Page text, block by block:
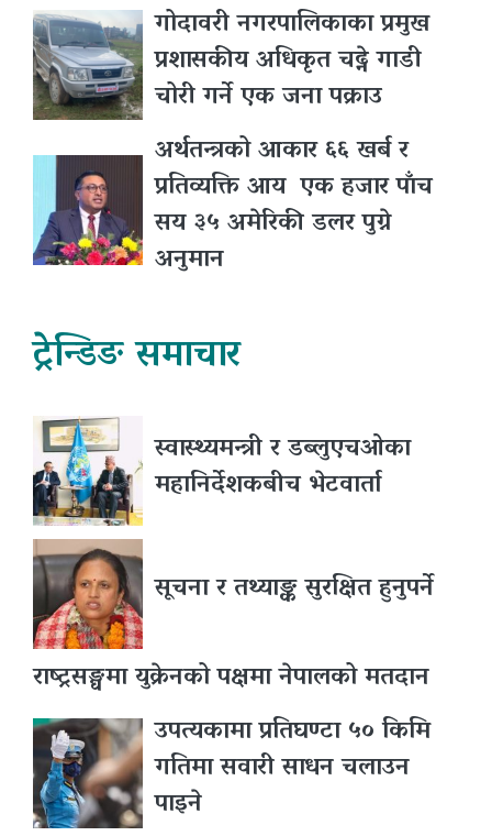
गोदावरी नगरपालिकाका प्रमुख
प्रशासकीय अधिकृत चढ्ने गाडी
चोरी गर्ने एक जना पक्राउ
अर्थतन्त्रको आकार ६६ खर्ब र
प्रतिव्यक्ति आय एक हजार पाँच
सय ३५ अमेरिकी डलर पुग्ने
अनुमान
ट्रेन्डिङ समाचार
स्वास्थ्यमन्त्री र डब्लुएचओका
महानिर्देशकबीच भेटवार्ता
सूचना र तथ्याङ्क सुरक्षित हुनुपर्ने
राष्ट्रसङ्घमा युक्रेनको पक्षमा नेपालको मतदान
उपत्यकामा प्रतिघण्टा ५० किमि
गतिमा सवारी साधन चलाउन
पाइने